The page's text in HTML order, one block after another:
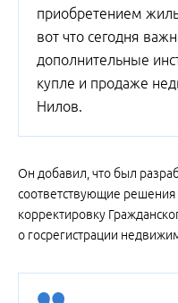
приобретением
вот что сегодня
дополнительные
купле и продаже
Нилов.
Он добавил, что был
соответствующие
корректировку
о госрегистрации